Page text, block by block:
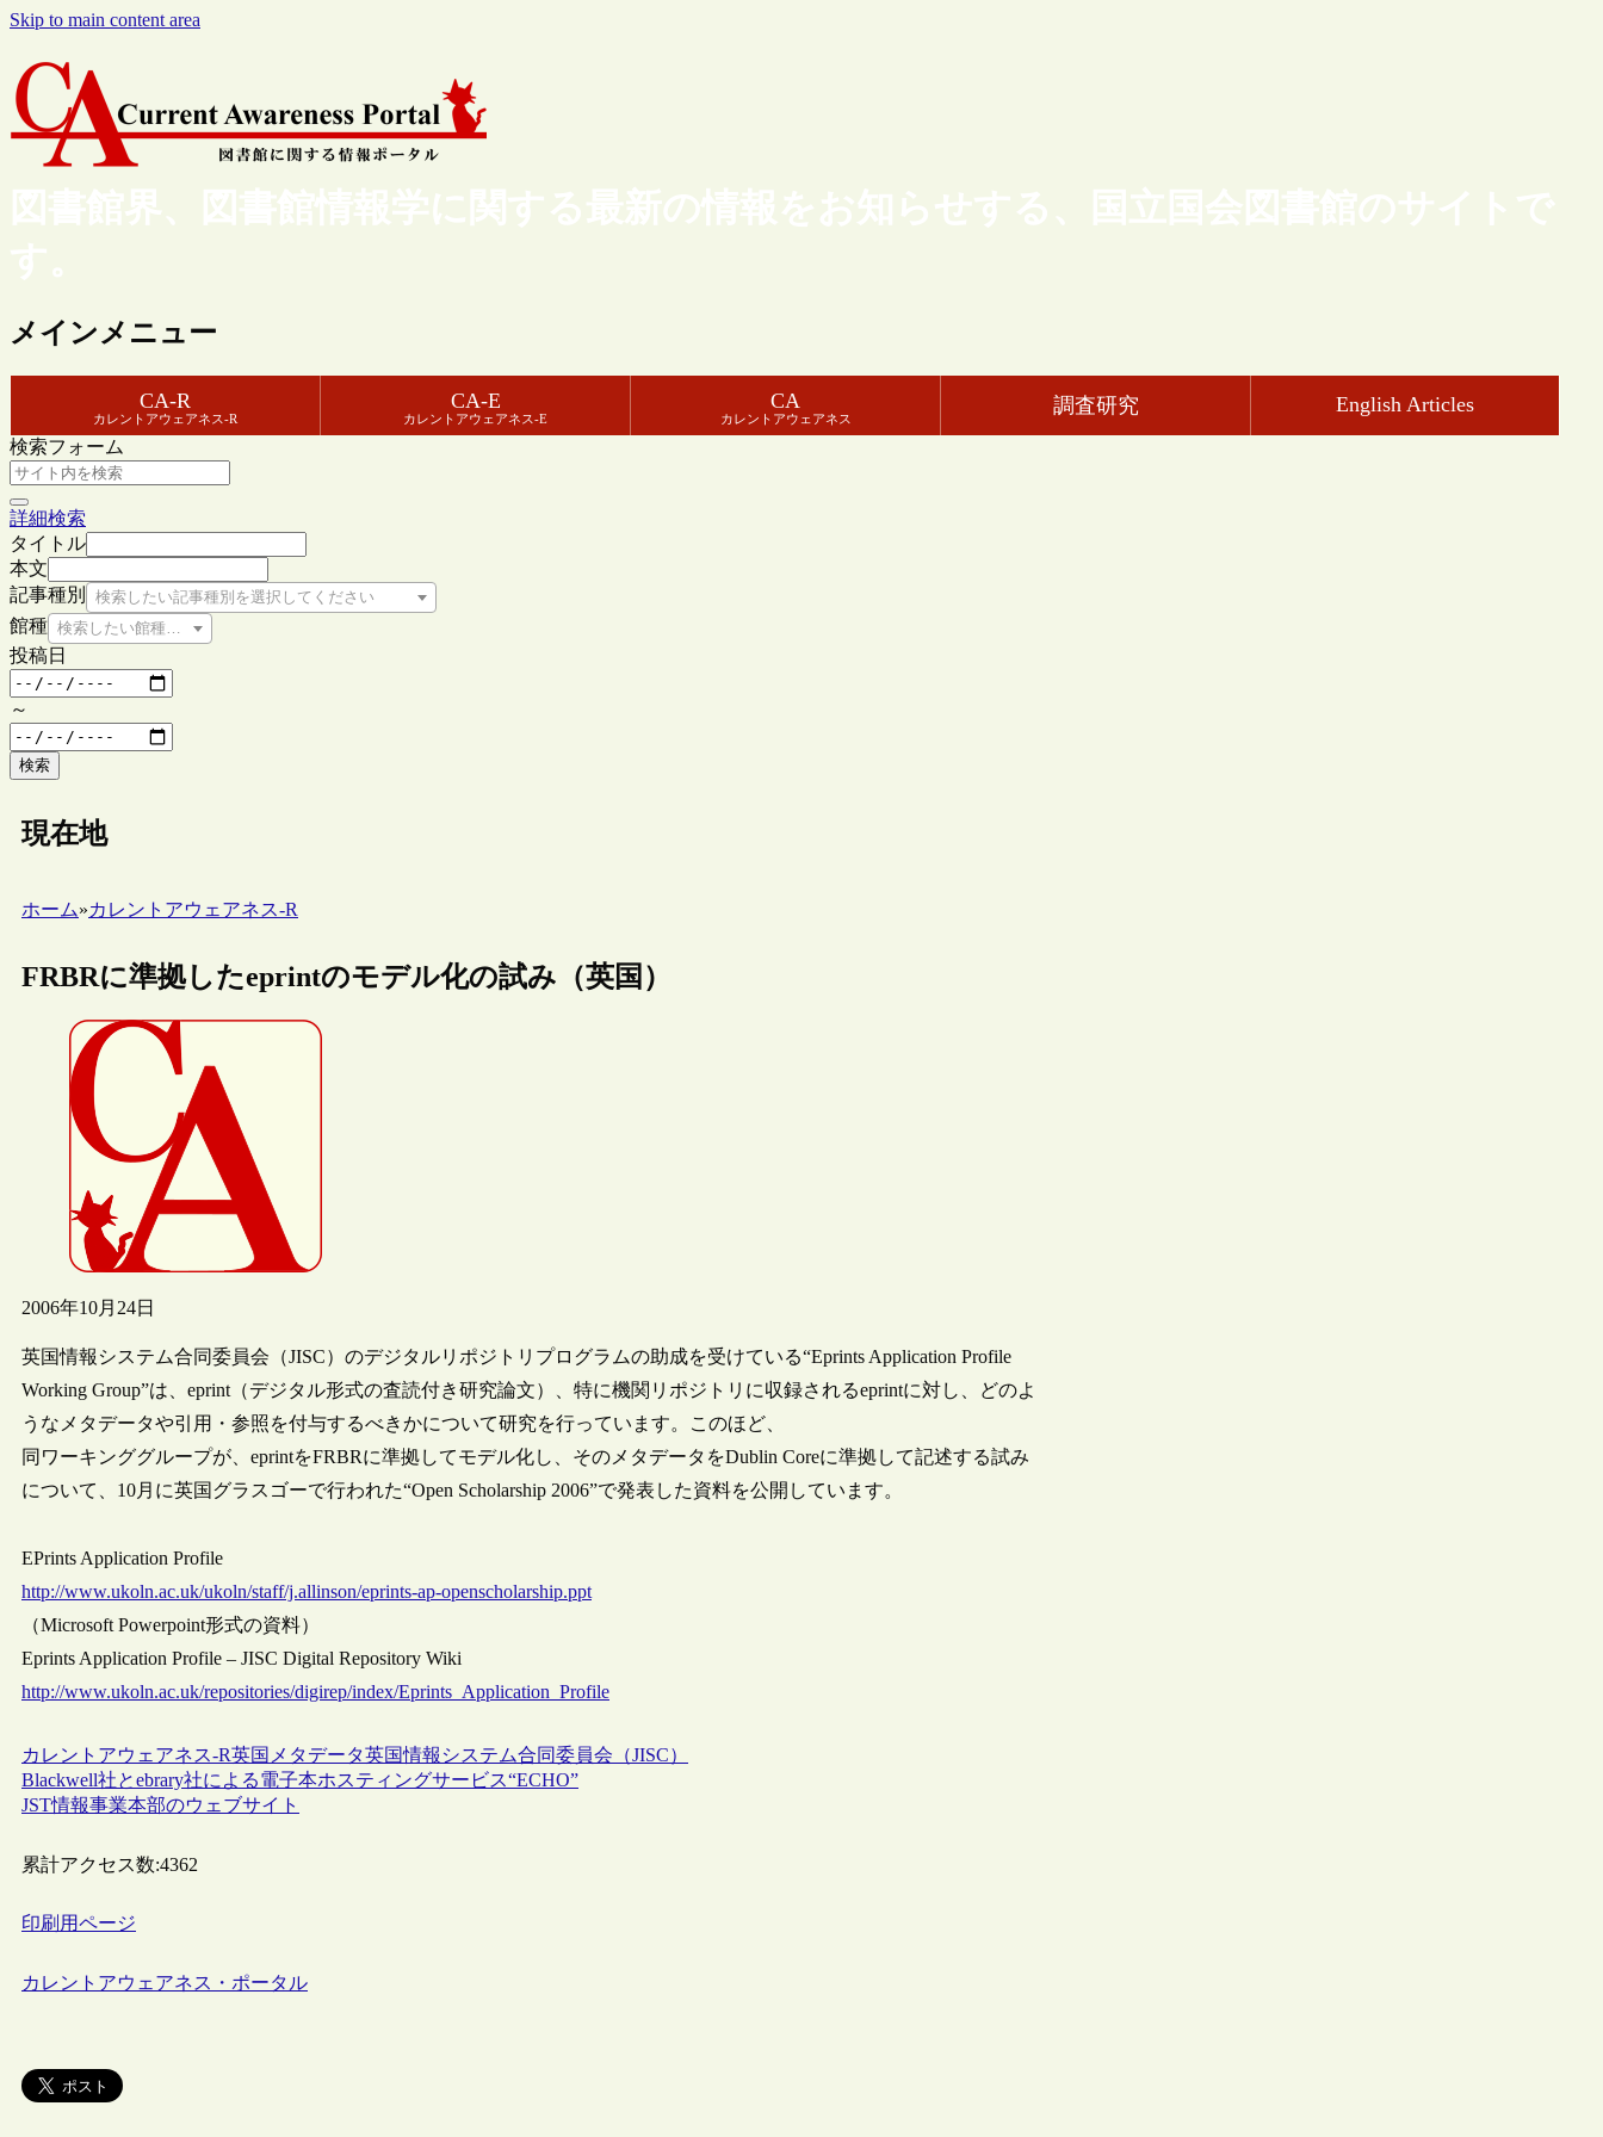
Skip to main content area
図書館界、図書館情報学に関する最新の情報をお知らせする、国立国会図書館のサイトで
す。
メインメニュー
CA-R
カレントアウェアネス-R
CA-E
カレントアウェアネス-E
CA
カレントアウェアネス
調査研究 English Articles
検索フォーム
詳細検索
タイトル
本文
記事種別
検索したい記事種別を選択してください
館種 検索したい館種を選択してください
投稿日
～
検索
現在地
ホーム»カレントアウェアネス-R
FRBRに準拠したeprintのモデル化の試み（英国）
2006年10月24日
英国情報システム合同委員会（JISC）のデジタルリポジトリプログラムの助成を受けている“Eprints Application Profile
Working Group”は、eprint（デジタル形式の査読付き研究論文）、特に機関リポジトリに収録されるeprintに対し、どのよ
うなメタデータや引用・参照を付与するべきかについて研究を行っています。このほど、
同ワーキンググループが、eprintをFRBRに準拠してモデル化し、そのメタデータをDublin Coreに準拠して記述する試み
について、10月に英国グラスゴーで行われた“Open Scholarship 2006”で発表した資料を公開しています。
EPrints Application Profile
http://www.ukoln.ac.uk/ukoln/staff/j.allinson/eprints-ap-openscholarship.ppt
（Microsoft Powerpoint形式の資料）
Eprints Application Profile – JISC Digital Repository Wiki
http://www.ukoln.ac.uk/repositories/digirep/index/Eprints_Application_Profile
カレントアウェアネス-R英国 メタデータ英国情報システム合同委員会（JISC）
Blackwell社とebrary社による電子本ホスティングサービス“ECHO”
JST情報事業本部のウェブサイト
累計アクセス数:4362
印刷用ページ
カレントアウェアネス・ポータル